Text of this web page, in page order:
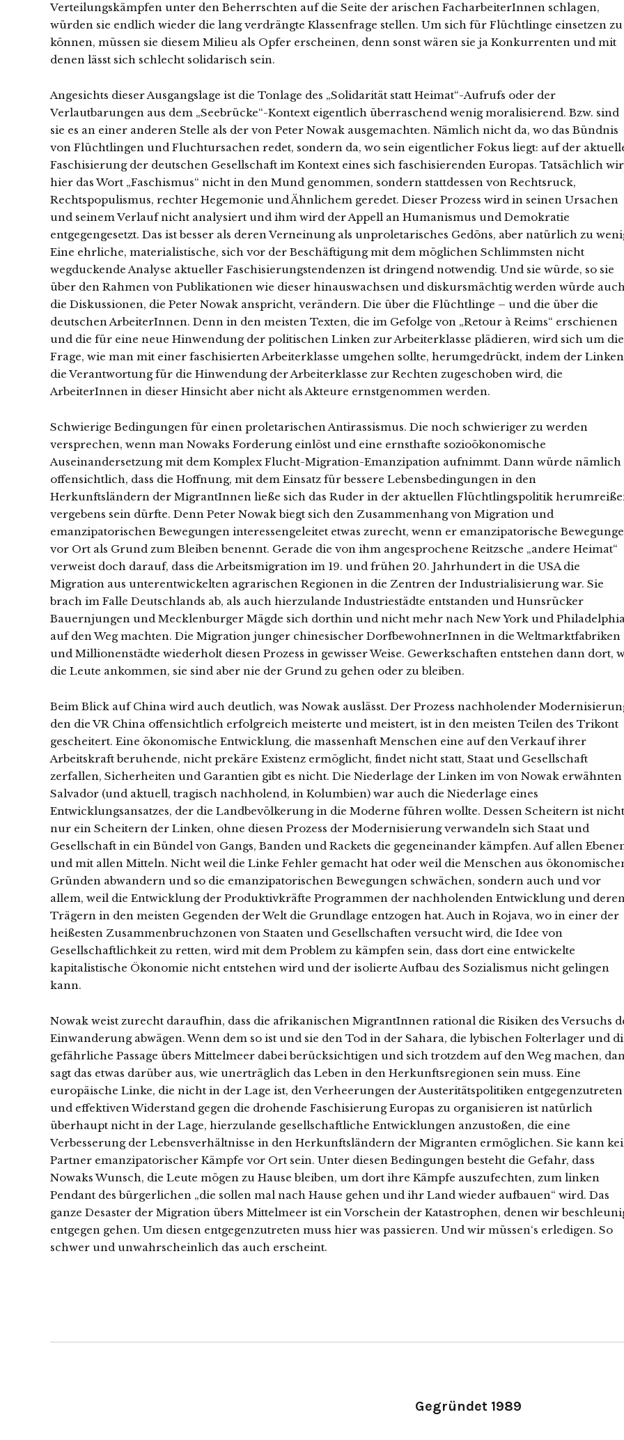
Verteilungskämpfen unter den Beherrschten auf die Seite der arischen FacharbeiterInnen schlagen,
würden sie endlich wieder die lang verdrängte Klassenfrage stellen. Um sich für Flüchtlinge einsetzen zu
können, müssen sie diesem Milieu als Opfer erscheinen, denn sonst wären sie ja Konkurrenten und mit
denen lässt sich schlecht solidarisch sein.
Angesichts dieser Ausgangslage ist die Tonlage des „Solidarität statt Heimat“-Aufrufs oder der
Verlautbarungen aus dem „Seebrücke“-Kontext eigentlich überraschend wenig moralisierend. Bzw. sind
sie es an einer anderen Stelle als der von Peter Nowak ausgemachten. Nämlich nicht da, wo das Bündnis
von Flüchtlingen und Fluchtursachen redet, sondern da, wo sein eigentlicher Fokus liegt: auf der
Faschisierung der deutschen Gesellschaft im Kontext eines sich faschisierenden Europas. Tatsächlich
hier das Wort „Faschismus“ nicht in den Mund genommen, sondern stattdessen von Rechtsruck,
Rechtspopulismus, rechter Hegemonie und Ähnlichem geredet. Dieser Prozess wird in seinen Ursachen
und seinem Verlauf nicht analysiert und ihm wird der Appell an Humanismus und Demokratie
entgegengesetzt. Das ist besser als deren Verneinung als unproletarisches Gedöns, aber natürlich zu
Eine ehrliche, materialistische, sich vor der Beschäftigung mit dem möglichen Schlimmsten nicht
wegduckende Analyse aktueller Faschisierungstendenzen ist dringend notwendig. Und sie würde, so sie
über den Rahmen von Publikationen wie dieser hinauswachsen und diskursmächtig werden würde
die Diskussionen, die Peter Nowak anspricht, verändern. Die über die Flüchtlinge – und die über die
deutschen ArbeiterInnen. Denn in den meisten Texten, die im Gefolge von „Retour à Reims“ erschienen
und die für eine neue Hinwendung der politischen Linken zur Arbeiterklasse plädieren, wird sich um die
Frage, wie man mit einer faschisierten Arbeiterklasse umgehen sollte, herumgedrückt, indem der Linken
die Verantwortung für die Hinwendung der Arbeiterklasse zur Rechten zugeschoben wird, die
ArbeiterInnen in dieser Hinsicht aber nicht als Akteure ernstgenommen werden.
Schwierige Bedingungen für einen proletarischen Antirassismus. Die noch schwieriger zu werden
versprechen, wenn man Nowaks Forderung einlöst und eine ernsthafte sozioökonomische
Auseinandersetzung mit dem Komplex Flucht-Migration-Emanzipation aufnimmt. Dann würde nämlich
offensichtlich, dass die Hoffnung, mit dem Einsatz für bessere Lebensbedingungen in den
Herkunftsländern der MigrantInnen ließe sich das Ruder in der aktuellen Flüchtlingspolitik
vergebens sein dürfte. Denn Peter Nowak biegt sich den Zusammenhang von Migration und
emanzipatorischen Bewegungen interessengeleitet etwas zurecht, wenn er emanzipatorische
vor Ort als Grund zum Bleiben benennt. Gerade die von ihm angesprochene Reitzsche „andere Heimat“
verweist doch darauf, dass die Arbeitsmigration im 19. und frühen 20. Jahrhundert in die USA die
Migration aus unterentwickelten agrarischen Regionen in die Zentren der Industrialisierung war. Sie
brach im Falle Deutschlands ab, als auch hierzulande Industriestädte entstanden und Hunsrücker
Bauernjungen und Mecklenburger Mägde sich dorthin und nicht mehr nach New York und
auf den Weg machten. Die Migration junger chinesischer DorfbewohnerInnen in die Weltmarktfabriken
und Millionenstädte wiederholt diesen Prozess in gewisser Weise. Gewerkschaften entstehen dann dort,
die Leute ankommen, sie sind aber nie der Grund zu gehen oder zu bleiben.
Beim Blick auf China wird auch deutlich, was Nowak auslässt. Der Prozess nachholender
den die VR China offensichtlich erfolgreich meisterte und meistert, ist in den meisten Teilen des Trikont
gescheitert. Eine ökonomische Entwicklung, die massenhaft Menschen eine auf den Verkauf ihrer
Arbeitskraft beruhende, nicht prekäre Existenz ermöglicht, findet nicht statt, Staat und Gesellschaft
zerfallen, Sicherheiten und Garantien gibt es nicht. Die Niederlage der Linken im von Nowak erwähnten
Salvador (und aktuell, tragisch nachholend, in Kolumbien) war auch die Niederlage eines
Entwicklungsansatzes, der die Landbevölkerung in die Moderne führen wollte. Dessen Scheitern ist nicht
nur ein Scheitern der Linken, ohne diesen Prozess der Modernisierung verwandeln sich Staat und
Gesellschaft in ein Bündel von Gangs, Banden und Rackets die gegeneinander kämpfen. Auf allen
und mit allen Mitteln. Nicht weil die Linke Fehler gemacht hat oder weil die Menschen aus
Gründen abwandern und so die emanzipatorischen Bewegungen schwächen, sondern auch und vor
allem, weil die Entwicklung der Produktivkräfte Programmen der nachholenden Entwicklung und
Trägern in den meisten Gegenden der Welt die Grundlage entzogen hat. Auch in Rojava, wo in einer der
heißesten Zusammenbruchzonen von Staaten und Gesellschaften versucht wird, die Idee von
Gesellschaftlichkeit zu retten, wird mit dem Problem zu kämpfen sein, dass dort eine entwickelte
kapitalistische Ökonomie nicht entstehen wird und der isolierte Aufbau des Sozialismus nicht gelingen
kann.
Nowak weist zurecht daraufhin, dass die afrikanischen MigrantInnen rational die Risiken des Versuchs
Einwanderung abwägen. Wenn dem so ist und sie den Tod in der Sahara, die lybischen Folterlager und
gefährliche Passage übers Mittelmeer dabei berücksichtigen und sich trotzdem auf den Weg machen,
sagt das etwas darüber aus, wie unerträglich das Leben in den Herkunftsregionen sein muss. Eine
europäische Linke, die nicht in der Lage ist, den Verheerungen der Austeritätspolitiken entgegenzutreten
und effektiven Widerstand gegen die drohende Faschisierung Europas zu organisieren ist natürlich
überhaupt nicht in der Lage, hierzulande gesellschaftliche Entwicklungen anzustoßen, die eine
Verbesserung der Lebensverhältnisse in den Herkunftsländern der Migranten ermöglichen. Sie kann
Partner emanzipatorischer Kämpfe vor Ort sein. Unter diesen Bedingungen besteht die Gefahr, dass
Nowaks Wunsch, die Leute mögen zu Hause bleiben, um dort ihre Kämpfe auszufechten, zum linken
Pendant des bürgerlichen „die sollen mal nach Hause gehen und ihr Land wieder aufbauen“ wird. Das
ganze Desaster der Migration übers Mittelmeer ist ein Vorschein der Katastrophen, denen wir
entgegen gehen. Um diesen entgegenzutreten muss hier was passieren. Und wir müssen‘s erledigen. So
schwer und unwahrscheinlich das auch erscheint.
Gegründet 1989